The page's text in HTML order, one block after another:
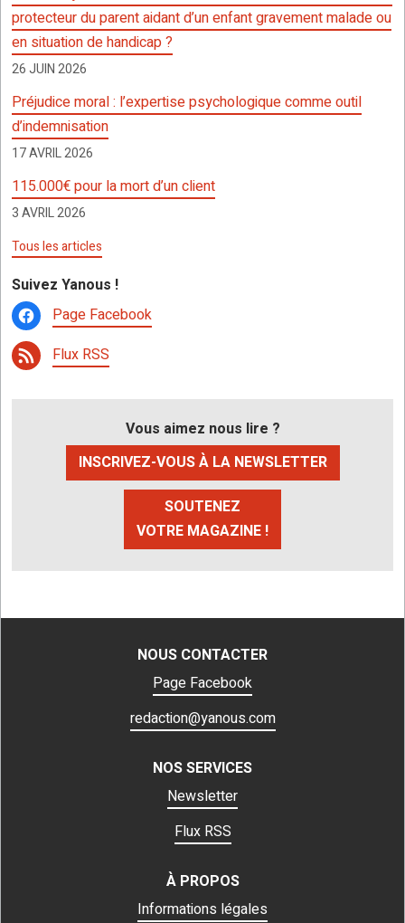
o
k
p
p
er h
at
protecteur du parent aidant d’un enfant gravement malade ou
en situation de handicap ?
26 JUIN 2026
Préjudice moral : l’expertise psychologique comme outil
d’indemnisation
17 AVRIL 2026
115.000€ pour la mort d’un client
3 AVRIL 2026
Tous les articles
Suivez Yanous !
Page Facebook
Flux RSS
Vous aimez nous lire ?
INSCRIVEZ-VOUS À LA NEWSLETTER
SOUTENEZ
VOTRE MAGAZINE !
NOUS CONTACTER
Page Facebook
redaction@yanous.com
NOS SERVICES
Newsletter
Flux RSS
À PROPOS
Informations légales